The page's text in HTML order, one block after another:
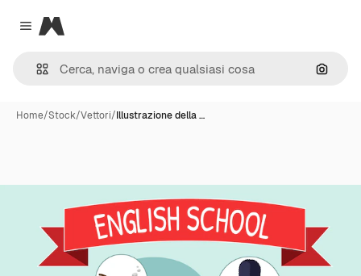
Close menu
Magnific
Cerca
Home/Stock/Vettori/Illustrazione della …